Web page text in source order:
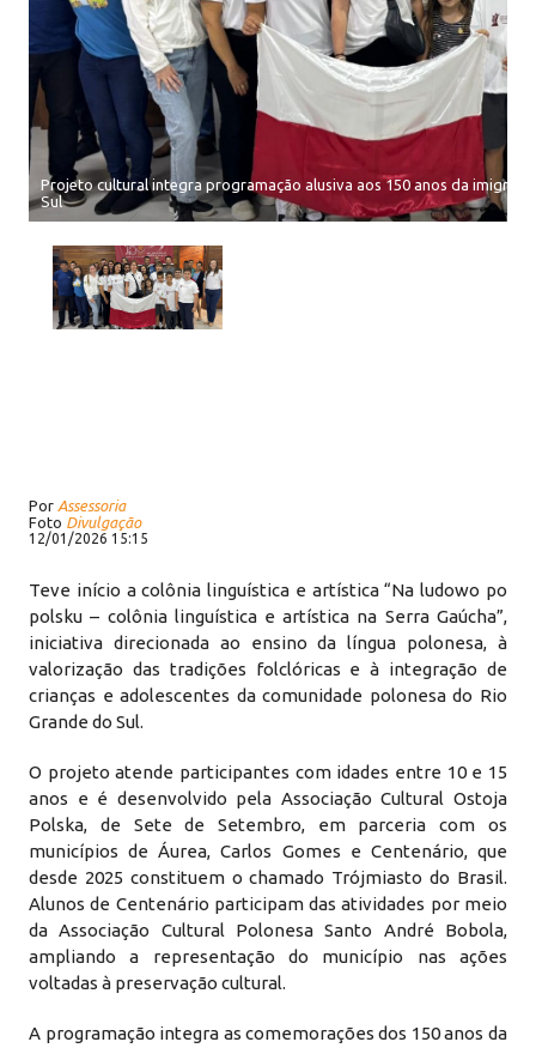
Projeto cultural integra programação alusiva aos 150 anos da
Sul
Por Assessoria
Foto Divulgação
12/01/2026 15:15
Teve início a colônia linguística e artística “Na ludowo po
polsku – colônia linguística e artística na Serra Gaúcha”,
iniciativa direcionada ao ensino da língua polonesa, à
valorização das tradições folclóricas e à integração de
crianças e adolescentes da comunidade polonesa do Rio
Grande do Sul.
O projeto atende participantes com idades entre 10 e 15
anos e é desenvolvido pela Associação Cultural Ostoja
Polska, de Sete de Setembro, em parceria com os
municípios de Áurea, Carlos Gomes e Centenário, que
desde 2025 constituem o chamado Trójmiasto do Brasil.
Alunos de Centenário participam das atividades por meio
da Associação Cultural Polonesa Santo André Bobola,
ampliando a representação do município nas ações
voltadas à preservação cultural.
A programação integra as comemorações dos 150 anos da